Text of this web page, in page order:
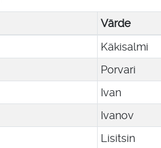
Värde
Käkisalmi
Porvari
Ivan
Ivanov
Lisitsin